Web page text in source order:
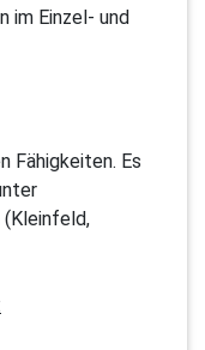
im Einzel- und
Fähigkeiten. Es